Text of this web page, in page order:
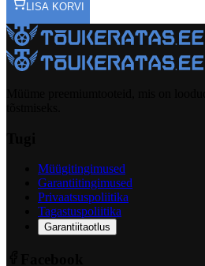
LISA KORVI
Müügitingimused
Garantiitingimused
Privaatsuspoliitika
Tagastuspoliitika
Garantiitaotlus